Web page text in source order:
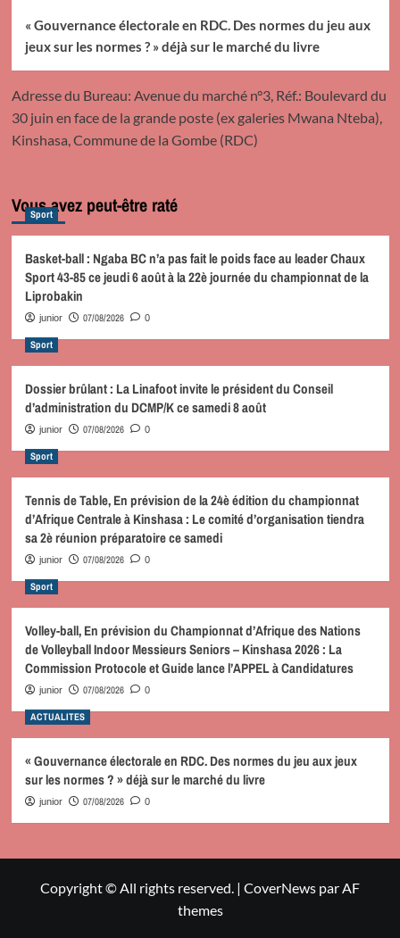
« Gouvernance électorale en RDC. Des normes du jeu aux
jeux sur les normes ? » déjà sur le marché du livre
Adresse du Bureau: Avenue du marché n°3, Réf.: Boulevard du
30 juin en face de la grande poste (ex galeries Mwana Nteba),
Kinshasa, Commune de la Gombe (RDC)
Vous avez peut-être raté
Sport
Basket-ball : Ngaba BC n’a pas fait le poids face au leader Chaux
Sport 43-85 ce jeudi 6 août à la 22è journée du championnat de la
Liprobakin
junior 07/08/2026 0
Sport
Dossier brûlant : La Linafoot invite le président du Conseil
d’administration du DCMP/K ce samedi 8 août
junior 07/08/2026 0
Sport
Tennis de Table, En prévision de la 24è édition du championnat
d’Afrique Centrale à Kinshasa : Le comité d’organisation tiendra
sa 2è réunion préparatoire ce samedi
junior 07/08/2026 0
Sport
Volley-ball, En prévision du Championnat d’Afrique des Nations
de Volleyball Indoor Messieurs Seniors – Kinshasa 2026 : La
Commission Protocole et Guide lance l’APPEL à Candidatures
junior 07/08/2026 0
ACTUALITES
« Gouvernance électorale en RDC. Des normes du jeu aux jeux
sur les normes ? » déjà sur le marché du livre
junior 07/08/2026 0
Copyright © All rights reserved. | CoverNews par AF
themes